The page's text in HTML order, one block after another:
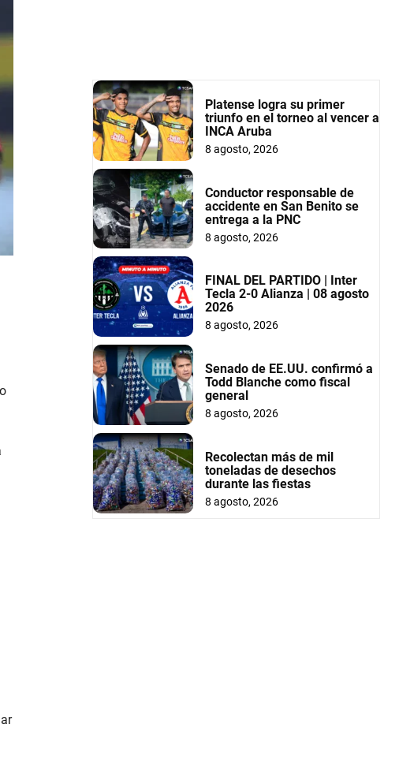
Platense logra su primer
triunfo en el torneo al vencer a
INCA Aruba
8 agosto, 2026
Conductor responsable de
accidente en San Benito se
entrega a la PNC
8 agosto, 2026
FINAL DEL PARTIDO | Inter
Tecla 2-0 Alianza | 08 agosto
2026
8 agosto, 2026
Senado de EE.UU. confirmó a
Todd Blanche como fiscal
general
8 agosto, 2026
Recolectan más de mil
toneladas de desechos
durante las fiestas
8 agosto, 2026